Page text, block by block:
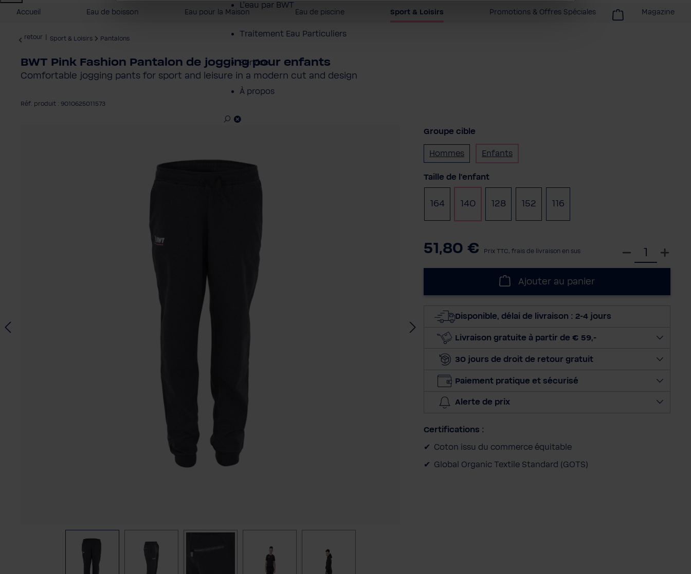
L'eau par BWT
Traitement Eau Particuliers
Service
À propos
Accueil Eau de boisson Eau pour la Maison Eau de piscine Sport & Loisirs Promotions & Offres Spéciales Magazine
retour Sport & Loisirs Pantalons
BWT Pink Fashion Pantalon de jogging pour enfants
Comfortable jogging pants for sport and leisure in a modern cut and design
Réf. produit : 9010625011573
Groupe cible
Hommes Enfants
Sélectionnez
Taille de l'enfant
164 140 128 152 116
51,80 € Prix TTC, frais de livraison en sus
c
o
n
r
Ajouter au panier
Disponible, délai de livraison : 2-4 jours
Livraison gratuite à partir de € 59,-
30 jours de droit de retour gratuit
Paiement pratique et sécurisé
Alerte de prix
Certifications :
Coton issu du commerce équitable
Global Organic Textile Standard (GOTS)